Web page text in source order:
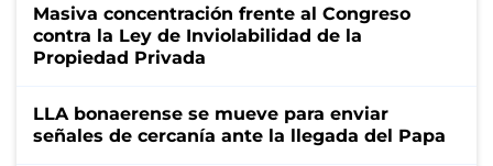
Masiva concentración frente al Congreso
contra la Ley de Inviolabilidad de la
Propiedad Privada
LLA bonaerense se mueve para enviar
señales de cercanía ante la llegada del Papa